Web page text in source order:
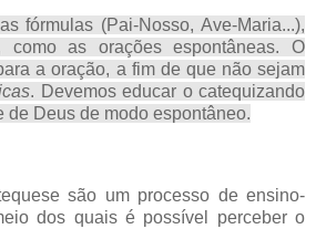
fórmulas (Pai-Nosso, Ave-Maria...),
as orações espontâneas. O
a oração, a fim de que não sejam
. Devemos educar o catequizando
de Deus de modo espontâneo.
são um processo de ensino-
dos quais é possível perceber o